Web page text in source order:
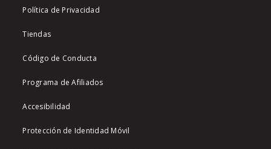
Política de Privacidad
Tiendas
Código de Conducta
Programa de Afiliados
Accesibilidad
Protección de Identidad Móvil